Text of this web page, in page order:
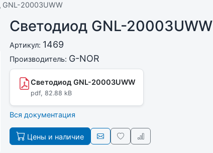
20003UWW
Светодиод GNL-20003UWW
Артикул: 1469
Производитель: G-NOR
Светодиод GNL-20003UWW
pdf, 82.88 kB
Вся документация
Цены и наличие